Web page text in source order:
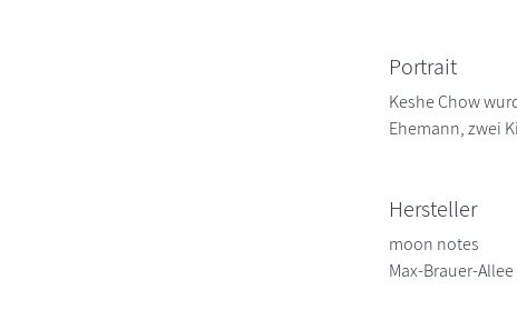
Portrait
Keshe Chow
Ehemann, zwei
Hersteller
moon notes
Max-Brauer-Allee